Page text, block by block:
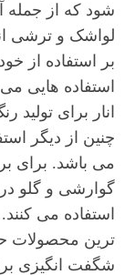
شود که از جمله
لواشک و ترشی
بر استفاده از
استفاده هایی
انار برای
چنین از دیگر
می باشد. برای
گوارشی و گلو
استفاده می
ترین محصولات
شگفت انگیزی